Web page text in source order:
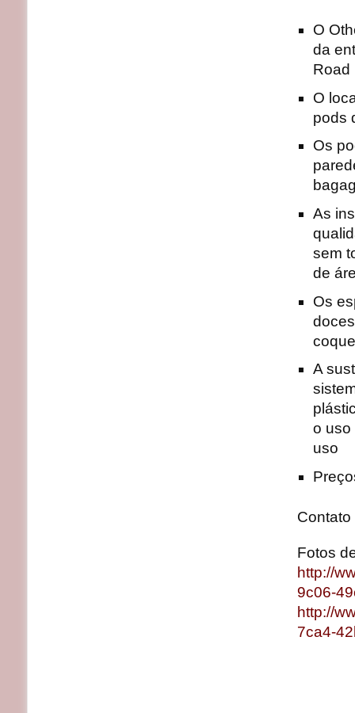
O
da
Road
O
pods
Os
As
sem
de
Os
A
o uso
uso
Fotos
http://
9c06-
http://
7ca4-